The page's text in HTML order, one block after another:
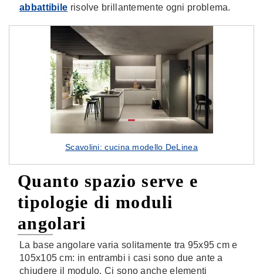
abbattibile risolve brillantemente ogni problema.
Scavolini: cucina modello DeLinea
Quanto spazio serve e
tipologie di moduli
angolari
La base angolare varia solitamente tra 95x95 cm e
105x105 cm: in entrambi i casi sono due ante a
chiudere il modulo. Ci sono anche elementi